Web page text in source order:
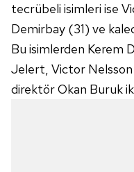
tecrübeli isimleri ise
Demirbay (31) ve
Bu isimlerden Kerem
Jelert, Victor
direktör Okan Buruk